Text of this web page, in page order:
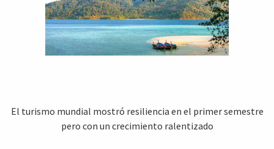
El turismo mundial mostró resiliencia en el primer semestre
pero con un crecimiento ralentizado